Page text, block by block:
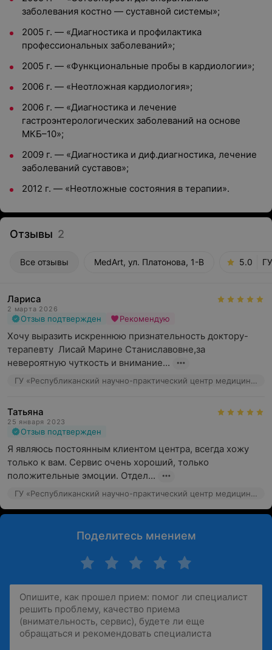
заболевания костно — суставной системы»;
2005 г. — «Диагностика и профилактика
профессиональных заболеваний»;
2005 г. — «Функциональные пробы в кардиологии»;
2006 г. — «Неотложная кардиология»;
2006 г. — «Диагностика и лечение
гастроэнтерологических заболеваний на основе
МКБ–10»;
2009 г. — «Диагностика и диф.диагностика, лечение
эаболеваний суставов»;
2012 г. — «Неотложные состояния в терапии».
Отзывы 2
Все отзывы MedArt, ул. Платонова, 1-В 5.0
Лариса
2 марта 2026
Отзыв подтвержден Рекомендую
Хочу выразить искреннюю признательность доктору-
терапевту  Лисай Марине Станиславовне,за
невероятную чуткость и внимание...
ГУ «Республиканский научно-практический центр медицинской экспертизы и реабилитаци», ул. Макаенка, 17
Татьяна
25 января 2023
Отзыв подтвержден
Я являюсь постоянным клиентом центра, всегда хожу
только к вам. Сервис очень хороший, только
положительные эмоции. Отдел...
ГУ «Республиканский научно-практический центр медицинской экспертизы и реабилитаци», ул. Макаенка, 17
Поделитесь мнением